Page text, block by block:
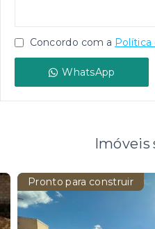
Concordo com a Política
WhatsApp
Imóveis
Pronto para construir